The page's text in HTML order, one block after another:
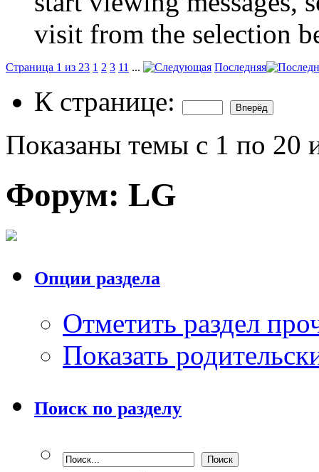
visit from the selection
Страница 1 из 23 1 2 3 11 ... Последняя
К странице:
Показаны темы с 1 по 20
Форум: LG
Опции раздела
Отметить раздел
Показать
Поиск по разделу